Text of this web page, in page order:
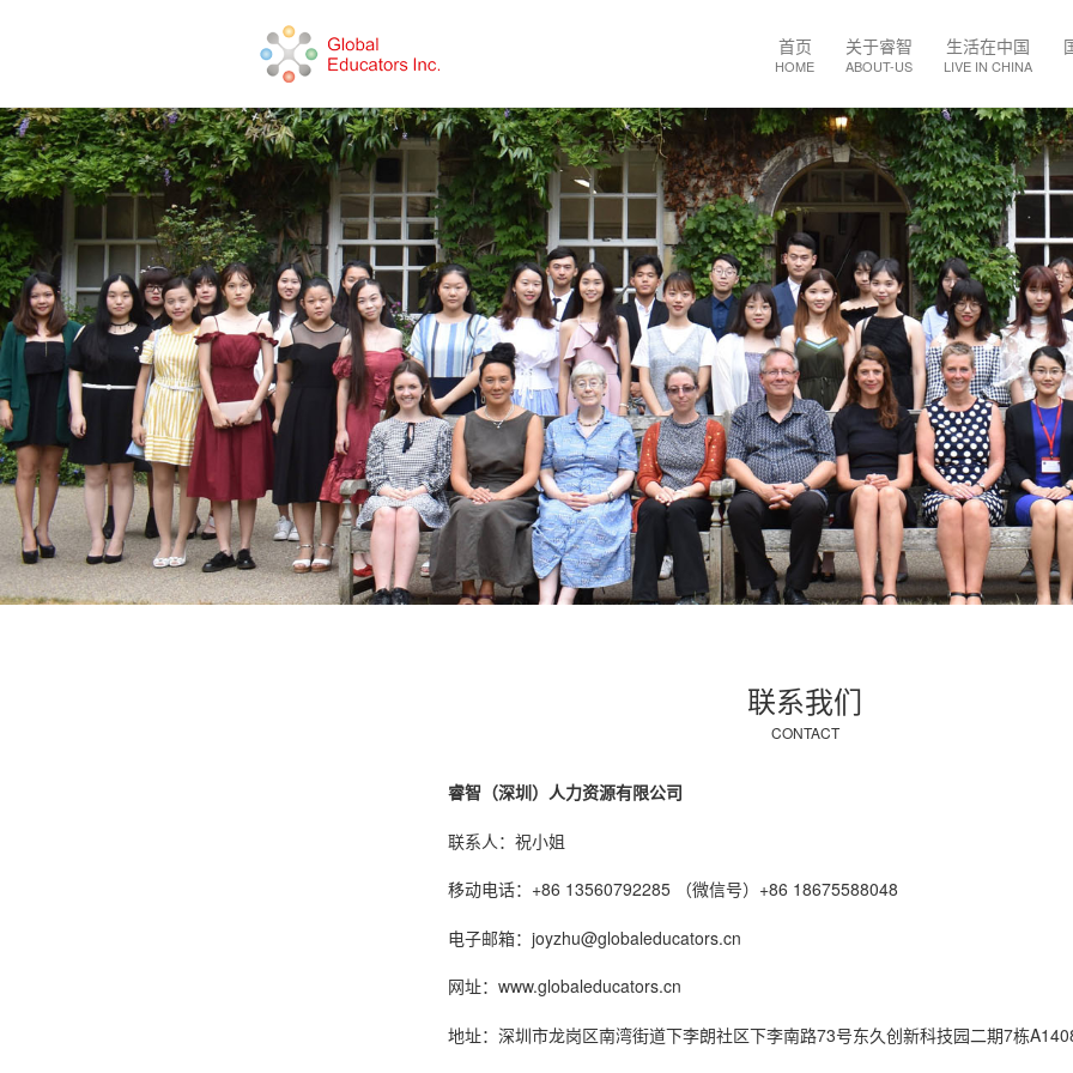
跳
转
到
主
要
内
容
Main
navigation
首页
HOME
关于睿智
ABOUT-US
生活在中国
LIVE IN CHINA
联系我们
CONTACT
睿智（深圳）人力资源有限公司
联系人：祝小姐
移动电话：+86 13560792285 （微信号）+86 18675588048
电子邮箱：joyzhu@globaleducators.cn
网址：www.globaleducators.cn
地址：深圳市龙岗区南湾街道下李朗社区下李南路73号东久创新科技园二期7栋